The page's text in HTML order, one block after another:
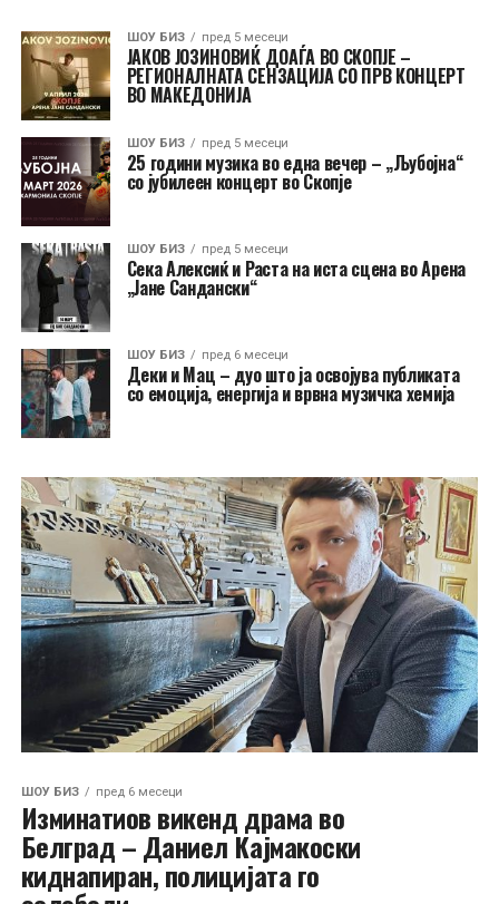
ШОУ БИЗ пред 5 месеци
ЈАКОВ ЈОЗИНОВИЌ ДОАЃА ВО СКОПЈЕ –
РЕГИОНАЛНАТА СЕНЗАЦИЈА СО ПРВ КОНЦЕРТ
ВО МАКЕДОНИЈА
ШОУ БИЗ пред 5 месеци
25 години музика во една вечер – „Љубојна“
со јубилеен концерт во Скопје
ШОУ БИЗ пред 5 месеци
Сека Алексиќ и Раста на иста сцена во Арена
„Јане Сандански“
ШОУ БИЗ пред 6 месеци
Деки и Мац – дуо што ја освојува публиката
со емоција, енергија и врвна музичка хемија
ШОУ БИЗ пред 6 месеци
Изминатиов викенд драма во
Белград – Даниел Кајмакоски
киднапиран, полицијата го